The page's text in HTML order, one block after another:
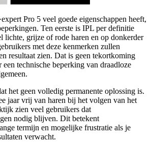
Pro 5 veel goede eigenschappen heeft,
Ten eerste is IPL per definitie
lichte, grijze of rode haren en op donkerder
met deze kenmerken zullen
resultaat zien. Dat is geen tekortkoming
technische beperking van draadloze
het geen volledig permanente oplossing is.
jaar vrij van haren bij het volgen van het
zien veel gebruikers dat
nodig blijven. Dit betekent
termijn en mogelijke frustratie als je
verwacht.